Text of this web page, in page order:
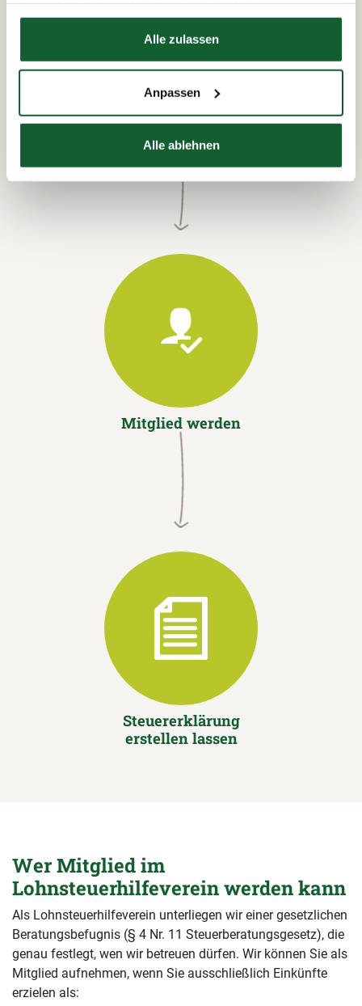
Datenschutzerklärung
Alle zulassen
Anpassen
Alle ablehnen
Termin vereinbaren
Mitglied werden
Steuererklärung
erstellen lassen
Wer Mitglied im
Lohnsteuerhilfeverein werden kann
Als Lohnsteuerhilfeverein unterliegen wir einer gesetzlichen
Beratungsbefugnis (§ 4 Nr. 11 Steuerberatungsgesetz), die
genau festlegt, wen wir betreuen dürfen. Wir können Sie als
Mitglied aufnehmen, wenn Sie ausschließlich Einkünfte
erzielen als: